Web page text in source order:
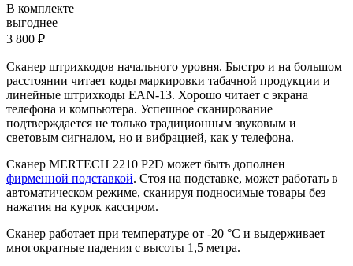
В комплекте
выгоднее
3 800 ₽
Сканер штрихкодов начального уровня. Быстро и на большом
расстоянии читает коды маркировки табачной продукции и
линейные штрихкоды EAN-13. Хорошо читает с экрана
телефона и компьютера. Успешное сканирование
подтверждается не только традиционным звуковым и
световым сигналом, но и вибрацией, как у телефона.
Сканер MERTECH 2210 P2D может быть дополнен
фирменной подставкой. Стоя на подставке, может работать в
автоматическом режиме, сканируя подносимые товары без
нажатия на курок кассиром.
Сканер работает при температуре от -20 °С и выдерживает
многократные падения с высоты 1,5 метра.